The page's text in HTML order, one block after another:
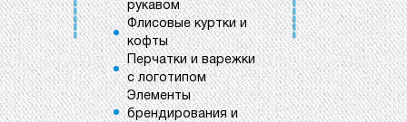
рукавом
Флисовые куртки и
кофты
Перчатки и варежки
с логотипом
Элементы
брендирования и